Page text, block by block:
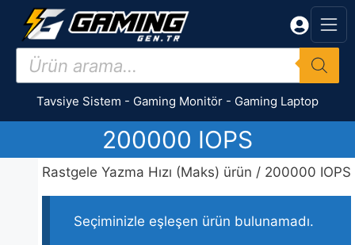
İçeriğe
Products
search
Tavsiye Sistem - Gaming Monitör - Gaming Laptop
200000 IOPS
Rastgele Yazma Hızı (Maks) ürün / 200000 IOPS
Seçiminizle eşleşen ürün bulunamadı.